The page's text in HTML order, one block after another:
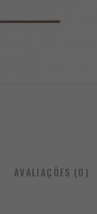
AVALIAÇÕES (0)